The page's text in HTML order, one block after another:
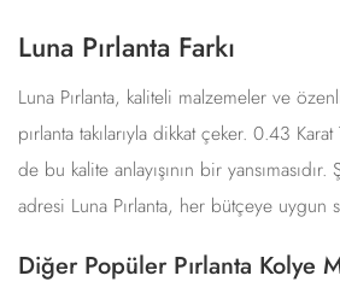
Luna Pırlanta Farkı
Luna Pırlanta, kaliteli malzemeler ve
pırlanta takılarıyla dikkat çeker. 0.43 Karat
de bu kalite anlayışının bir yansımasıdır.
adresi Luna Pırlanta, her bütçeye uygun
Diğer Popüler Pırlanta Kolye